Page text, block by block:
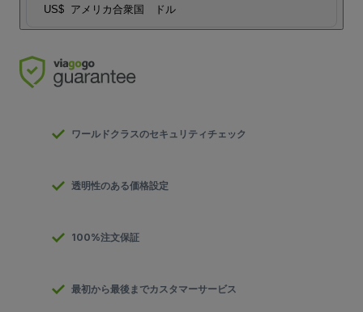
US$ アメリカ合衆国 ドル
ワールドクラスのセキュリティチェック
透明性のある価格設定
100%注文保証
最初から最後までカスタマーサービス